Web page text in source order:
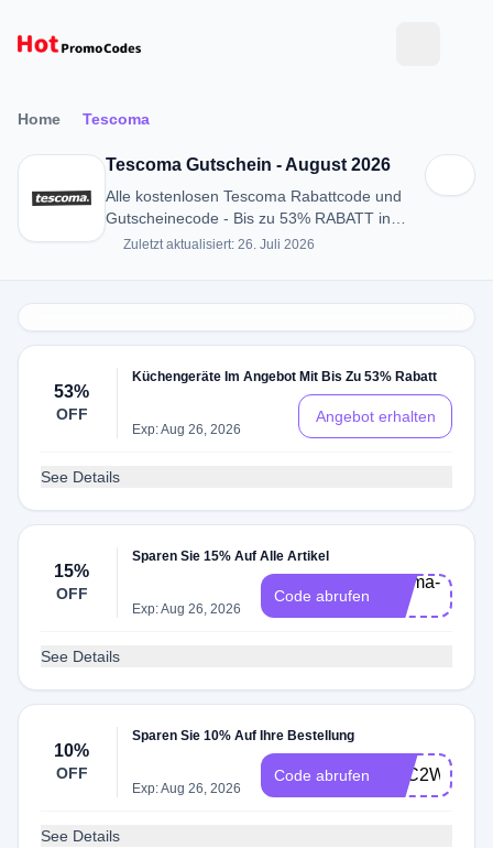
Home Tescoma
Tescoma Gutschein - August 2026
Alle kostenlosen Tescoma Rabattcode und
Gutscheinecode - Bis zu 53% RABATT in
August 2026
Zuletzt aktualisiert: 26. Juli 2026
53%
OFF
Küchengeräte Im Angebot Mit Bis Zu 53% Rabatt
Exp: Aug 26, 2026
Angebot erhalten
See Details
15%
OFF
Sparen Sie 15% Auf Alle Artikel
Exp: Aug 26, 2026
Code abrufen
scoma-
See Details
10%
OFF
Sparen Sie 10% Auf Ihre Bestellung
Exp: Aug 26, 2026
Code abrufen
See Details